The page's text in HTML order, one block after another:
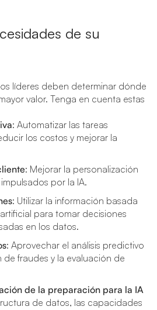
de su
líderes deben determinar dónde
valor. Tenga en cuenta estas
: Automatizar las tareas
los costos y mejorar la
: Mejorar la personalización
por la IA.
: Utilizar la información basada
para tomar decisiones
en los datos.
: Aprovechar el análisis predictivo
fraudes y la evaluación de
de la preparación para la IA
de datos, las capacidades